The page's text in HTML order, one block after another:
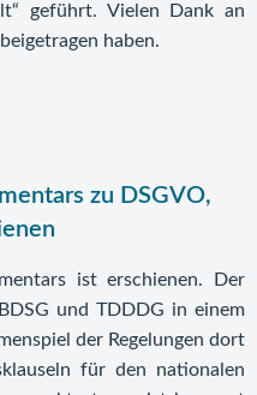
geführt. Vielen Dank an
haben.
zu DSGVO,
ist erschienen. Der
und TDDDG in einem
der Regelungen dort
für den nationalen